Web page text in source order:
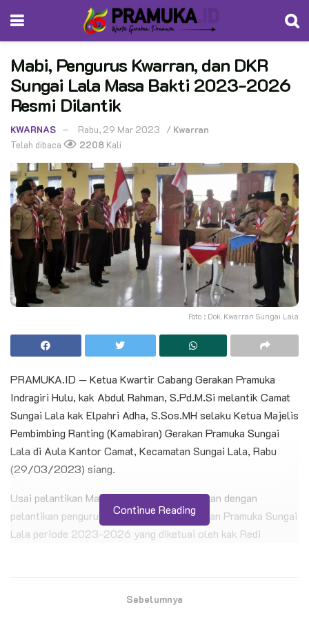
Mabi, Pengurus Kwarran, dan DKR
Sungai Lala Masa Bakti 2023-2026
Resmi Dilantik
KWARNAS Rabu, 29 Mar 2023 / Kwarran
Telah dibaca
2208 Kali
Foto : Dok. Kwarran Sungai Lala
PRAMUKA.ID — Ketua Kwartir Cabang Gerakan Pramuka
Indragiri Hulu, kak Abdul Rahman, S.Pd.M.Si melantik Camat
Sungai Lala kak Elpahri Adha, S.Sos.MH selaku Ketua Majelis
Pembimbing Ranting (Kamabiran) Gerakan Pramuka Sungai
Lala di Aula Kantor Camat, Kecamatan Sungai Lala, Rabu
(29/03/2023) siang.
Usai pelantikan Mabiran kemudian dilanjutkan dengan
pelantikan pengurus Kwartir Ranting Gerakan Pramuka Sungai
Lala periode 2023-2026 yang diketuai oleh kak Redi
Continue Reading
Sebelumnya